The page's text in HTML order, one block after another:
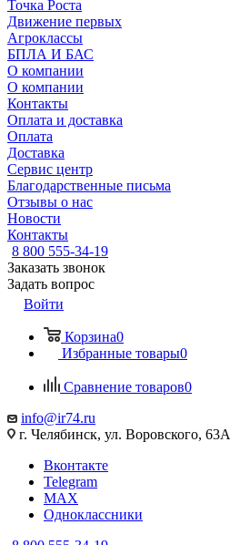
Точка Роста
Движение первых
Агроклассы
БПЛА И БАС
О компании
О компании
Контакты
Оплата и доставка
Оплата
Доставка
Сервис центр
Благодарственные письма
Отзывы о нас
Новости
Контакты
8 800 555-34-19
Заказать звонок
Задать вопрос
Войти
Корзина0
Избранные товары0
Сравнение товаров0
info@ir74.ru
г. Челябинск, ул. Воровского, 63А
Вконтакте
Telegram
MAX
Одноклассники